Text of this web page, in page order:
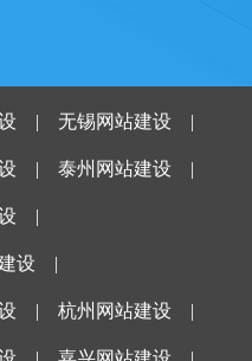
|无锡网站建设 |
|泰州网站建设 |
|
设 |
|杭州网站建设 |